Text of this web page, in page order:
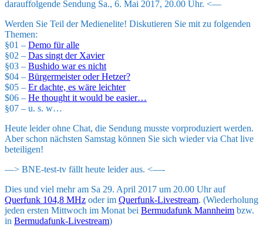
darauffolgende Sendung Sa., 6. Mai 2017, 20.00 Uhr. <—
Werden Sie Teil der Medienelite! Diskutieren Sie mit zu folgenden
Themen:
§01 – Demo für alle
§02 – Das singt der Xavier
§03 – Bushido war es nicht
$04 – Bürgermeister oder Hetzer?
$05 – Er dachte, es wäre leichter
$06 – He thought it would be easier…
§07 – u. s. w…
Heute leider ohne Chat, die Sendung musste vorproduziert werden.
Aber schon nächsten Samstag können Sie sich wieder via Chat live
beteiligen!
—> BNE-test-tv fällt heute leider aus. <—-
Dies und viel mehr am Sa 29. April 2017 um 20.00 Uhr auf
Querfunk 104,8 MHz oder im Querfunk-Livestream. (Wiederholung
jeden ersten Mittwoch im Monat bei Bermudafunk Mannheim bzw.
in Bermudafunk-Livestream)